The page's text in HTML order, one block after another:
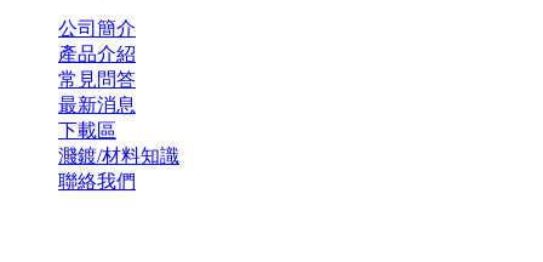
公司簡介
產品介紹
常見問答
最新消息
下載區
濺鍍/材料知識
聯絡我們